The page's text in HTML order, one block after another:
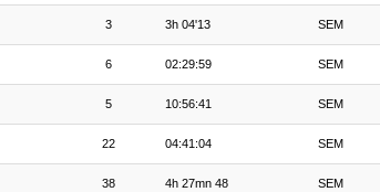
3 3h 04'13 SEM
6 02:29:59 SEM
5 10:56:41 SEM
22 04:41:04 SEM
38 4h 27mn 48 SEM